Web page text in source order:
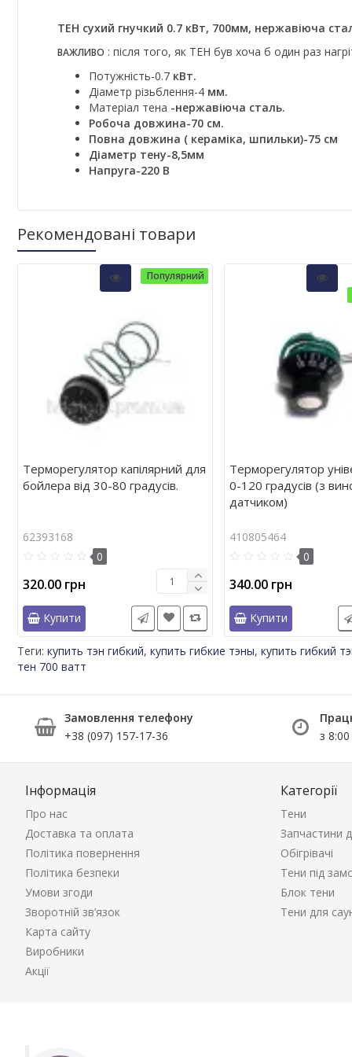
ТЕН сухий гнучкий 0.7 кВт, 700мм, нержавіюча
ВАЖЛИВО : після того, як ТЕН був хоча б один раз
Потужність-0.7 кВт.
Діаметр різьблення-4 мм.
Матеріал тена -нержавіюча сталь.
Робоча довжина-70 см.
Повна довжина ( кераміка, шпильки)-75 см
Діаметр тену-8,5мм
Напруга-220 В
Рекомендовані товари
Популярний
Терморегулятор капілярний для
бойлера від 30-80 градусів.
62393168
0
320.00 грн
Купити
Терморегулятор
0-120 градусів (з
датчиком)
410805464
0
340.00 грн
Купити
Теги: купить тэн гибкий, купить гибкие тэны, купить гибкий
тен 700 ватт
Замовлення телефону
+38 (097) 157-17-36
з
Інформація
Про нас
Доставка та оплата
Політика повернення
Політика безпеки
Умови згоди
Зворотній зв’язок
Карта сайту
Виробники
Акції
Категорії
Тени
Запчастини
Обігрівачі
Тени під
Блок тени
Тени для